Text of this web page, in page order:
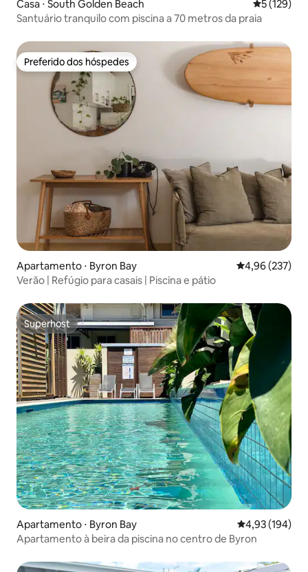
Casa ⋅ South Golden Beach 5 de uma
5 (129)
Santuário tranquilo com piscina a 70 metros da praia
Preferido dos hóspedes
Preferido dos hóspedes
Apartamento ⋅ Byron Bay 4,96 de uma
4,96 (237)
Verão | Refúgio para casais | Piscina e pátio
Superhost
Superhost
Apartamento ⋅ Byron Bay 4,93 de uma
4,93 (194)
Apartamento à beira da piscina no centro de Byron